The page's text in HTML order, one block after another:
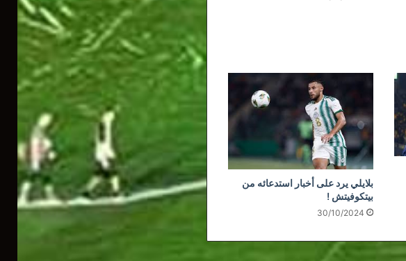
بلايلي يرد على أخبار استدعائه من
بيتكوفيتش !
30/10/2024